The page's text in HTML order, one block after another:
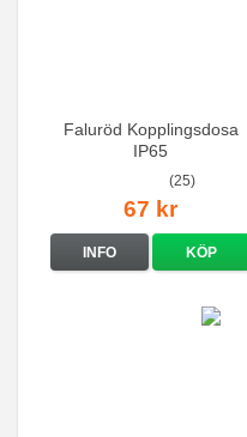
Faluröd Kopplingsdosa
IP65
(25)
67 kr
INFO KÖP